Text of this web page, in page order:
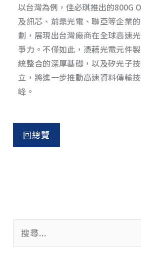
以台灣為例，佳必琪推出的800G
及訊芯、前鼎光電、聯亞等企業
劃，展現出台灣廠商在全球高速
爭力。不僅如此，憑藉光電元件
統整合的深厚基礎，以及矽光子
立，將進一步推動高速資料傳輸
峰。
回總覽